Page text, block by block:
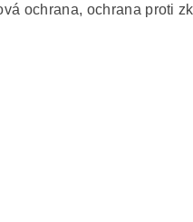
ochrana, ochrana proti